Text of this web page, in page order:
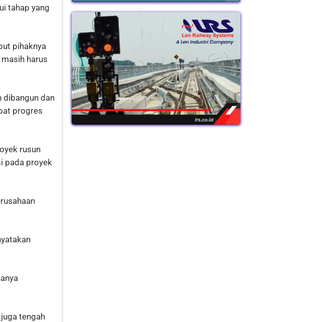
tahap yang
pihaknya
harus
dibangun dan
progres
rusun
pada proyek
tengah